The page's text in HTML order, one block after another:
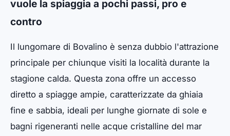
vuole la spiaggia a pochi passi, pro e
contro
Il lungomare di Bovalino è senza dubbio l'attrazione
principale per chiunque visiti la località durante la
stagione calda. Questa zona offre un accesso
diretto a spiagge ampie, caratterizzate da ghiaia
fine e sabbia, ideali per lunghe giornate di sole e
bagni rigeneranti nelle acque cristalline del mar